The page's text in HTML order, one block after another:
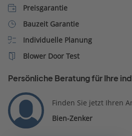
Preisgarantie
Bauzeit Garantie
Individuelle Planung
Blower Door Test
Persönliche Beratung für Ihre
Finden Sie jetzt Ihren
Bien-Zenker